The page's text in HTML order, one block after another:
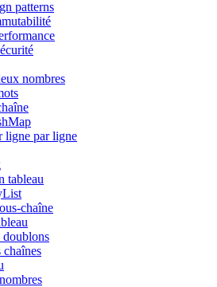
patterns
nombres
ligne par ligne
tableau
chaîne
doublons
chaînes